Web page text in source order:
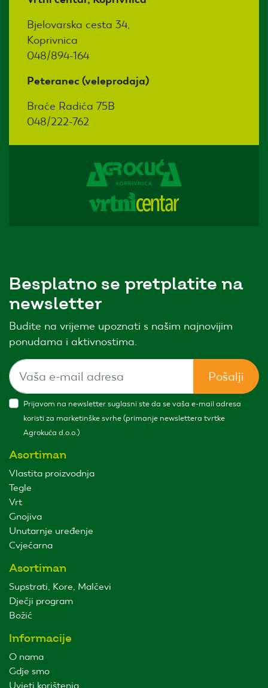
Bjelovarska cesta 34,
Koprivnica
048/894-164
Peteranec (veleprodaja)
Braće Radića 75B
048/222-762
Besplatno se pretplatite na
newsletter
Budite na vrijeme upoznati s našim najnovijim
ponudama i aktivnostima.
Pošalji
Prijavom na newsletter suglasni ste da se vaša e-mail adresa
koristi za marketinške svrhe (primanje newslettera tvrtke
Agrokuća d.o.o.)
Asortiman
Vlastita proizvodnja
Tegle
Vrt
Gnojiva
Unutarnje uređenje
Cvjećarna
Asortiman
Supstrati, Kore, Malčevi
Dječji program
Božić
Informacije
O nama
Gdje smo
Uvjeti korištenja